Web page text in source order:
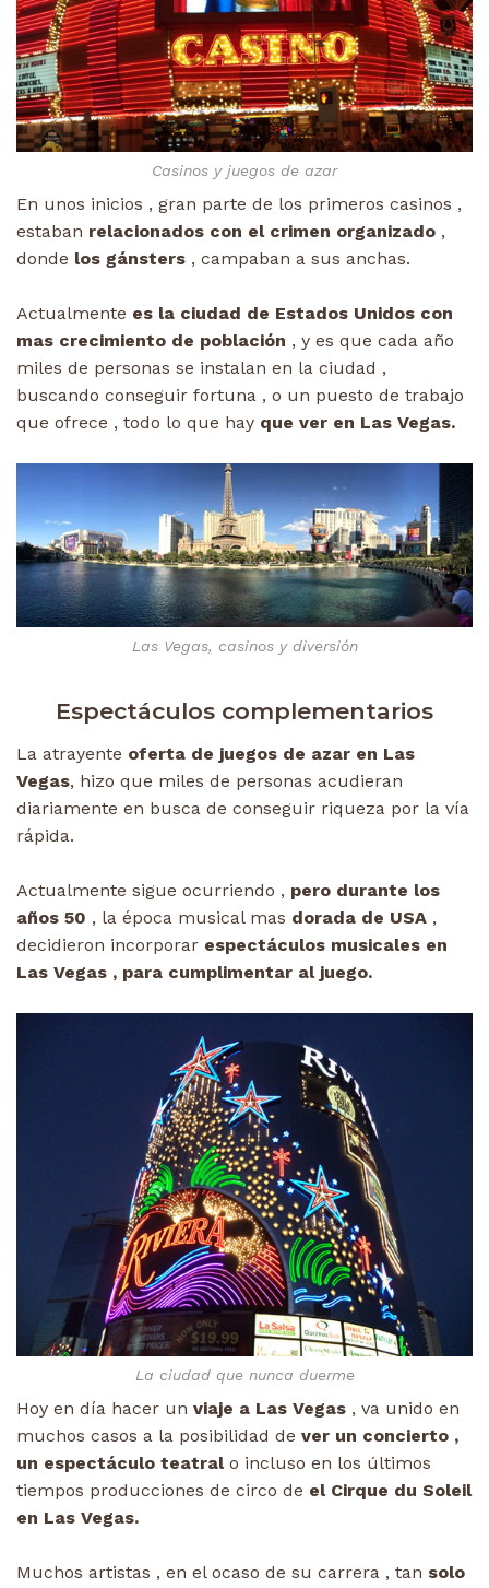
Casinos y juegos de azar
En unos inicios , gran parte de los primeros casinos ,
estaban relacionados con el crimen organizado ,
donde los gánsters , campaban a sus anchas.
Actualmente es la ciudad de Estados Unidos con
mas crecimiento de población , y es que cada año
miles de personas se instalan en la ciudad ,
buscando conseguir fortuna , o un puesto de trabajo
que ofrece , todo lo que hay que ver en Las Vegas.
Las Vegas, casinos y diversión
Espectáculos complementarios
La atrayente oferta de juegos de azar en Las
Vegas, hizo que miles de personas acudieran
diariamente en busca de conseguir riqueza por la vía
rápida.
Actualmente sigue ocurriendo , pero durante los
años 50 , la época musical mas dorada de USA ,
decidieron incorporar espectáculos musicales en
Las Vegas , para cumplimentar al juego.
La ciudad que nunca duerme
Hoy en día hacer un viaje a Las Vegas , va unido en
muchos casos a la posibilidad de ver un concierto ,
un espectáculo teatralo incluso en los últimos
tiempos producciones de circo de el Cirque du Soleil
en Las Vegas.
Muchos artistas , en el ocaso de su carrera , tan solo